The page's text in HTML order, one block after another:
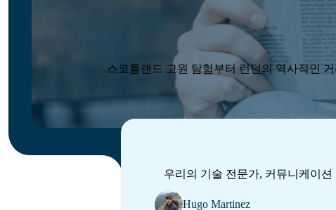
콩고
도미니카 공화국
스코틀랜드 고원 탐험부터 런던의 역사적인
우리의 기술 전문가, 커뮤니케이
Hugo Martinez